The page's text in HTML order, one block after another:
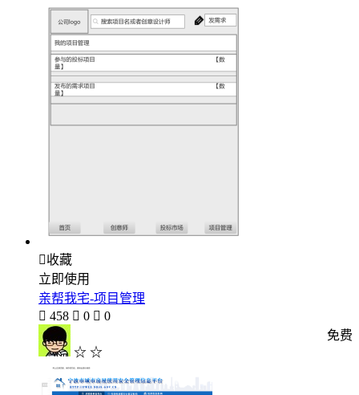
收藏
立即使用
亲帮我宅-项目管理
 458  0  0
☆ ☆
免费